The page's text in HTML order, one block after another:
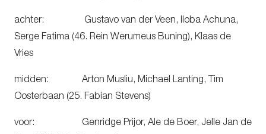
achter: Gustavo van der Veen, Iloba Achuna,
Serge Fatima (46. Rein Werumeus Buning), Klaas de
Vries
midden: Arton Musliu, Michael Lanting, Tim
Oosterbaan (25. Fabian Stevens)
voor: Genridge Prijor, Ale de Boer, Jelle Jan de